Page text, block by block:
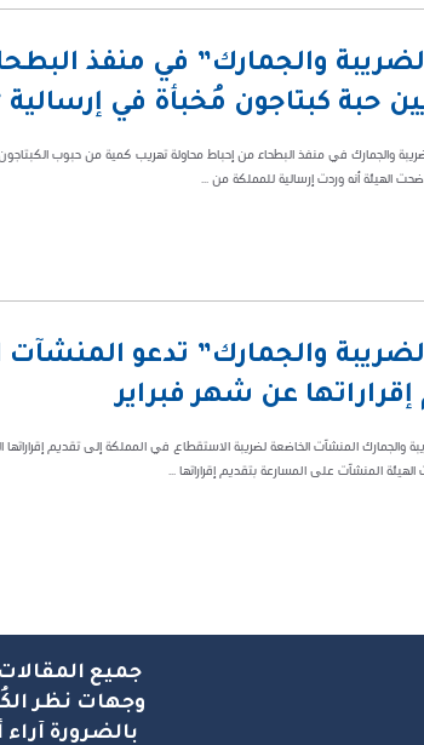
والجمارك” في منفذ
الهيئة أنه وردت إرسالية للمملكة من ...
والجمارك” تدعو
إقراراتها عن شهر فبراير
والجمارك المنشآت الخاضعة لضريبة الاستقطاع في المملكة إلى تقديم
المنشآت على المسارعة بتقديم إقراراتها ...
جميع
وجهات نظر
بالضرورة